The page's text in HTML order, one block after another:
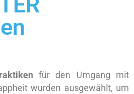
für den Umgang mit
wurden ausgewählt, um